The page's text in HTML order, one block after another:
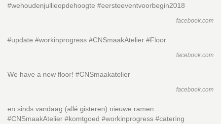
#wehoudenjullieopdehoogte #eersteeventvoorbegin2018
facebook.com
#update #workinprogress #CNSmaakAtelier #Floor
facebook.com
We have a new floor! #CNSmaakatelier
facebook.com
en sinds vandaag (allé gisteren) nieuwe ramen...
#CNSmaakAtelier #komtgoed #workinprogress #catering